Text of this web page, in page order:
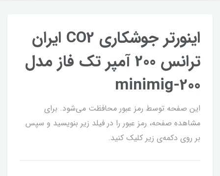
اینورتر جوشکاری CO2 ایران
ترانس 200 آمپر تک فاز مدل
minimig-200
این صفحه توسط رمز عبور محافظت می‌شود. برای
مشاهده صفحه، رمز عبور را در فیلد زیر بنویسید و سپس
بر روی دکمه‌ی زیر کلیک کنید.